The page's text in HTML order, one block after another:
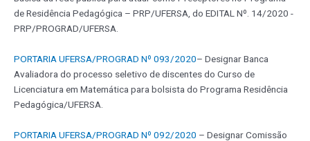
de Residência Pedagógica – PRP/UFERSA, do EDITAL Nº. 14/2020 -
PRP/PROGRAD/UFERSA.
PORTARIA UFERSA/PROGRAD Nº 093/2020– Designar Banca
Avaliadora do processo seletivo de discentes do Curso de
Licenciatura em Matemática para bolsista do Programa Residência
Pedagógica/UFERSA.
PORTARIA UFERSA/PROGRAD Nº 092/2020 – Designar Comissão